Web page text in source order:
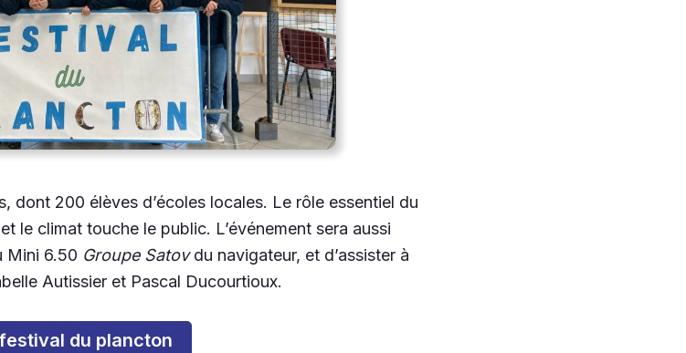
dont 200 élèves d’écoles locales. Le rôle essentiel du
le climat touche le public. L’événement sera aussi
Mini 6.50 Groupe Satovdu navigateur, et d’assister à
Autissier et Pascal Ducourtioux.
du plancton